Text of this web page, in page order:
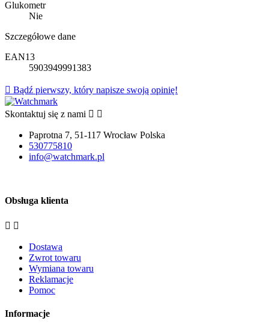
Glukometr
Nie
Szczegółowe dane
EAN13
5903949991383
 Bądź pierwszy, który napisze swoją opinię!
Skontaktuj się z nami  
Paprotna 7, 51-117 Wrocław Polska
530775810
info@watchmark.pl
Obsługa klienta
 
Dostawa
Zwrot towaru
Wymiana towaru
Reklamacje
Pomoc
Informacje